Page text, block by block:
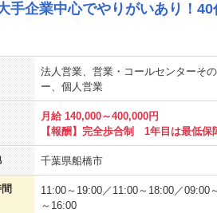
手企業中心でやりがいあり！
法人営業、営業・コールセンターそ
ー、個人営業
月給 140,000～400,000円
【報酬】完全歩合制 1年目は最低保
千葉県船橋市
11:00～19:00／11:00～18:00／09:00
～16:00